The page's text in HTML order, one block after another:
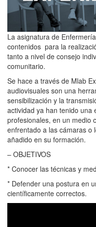
La asignatura de
contenidos para la
tanto a nivel de consejo
comunitario.
Se hace a través de Mlab
audiovisuales son una
sensibilización y la
actividad ya han tenido una
profesionales, en un medio
enfrentado a las cámaras o
añadido en su formación.
– OBJETIVOS
* Conocer las técnicas y
* Defender una postura en
científicamente correctos.